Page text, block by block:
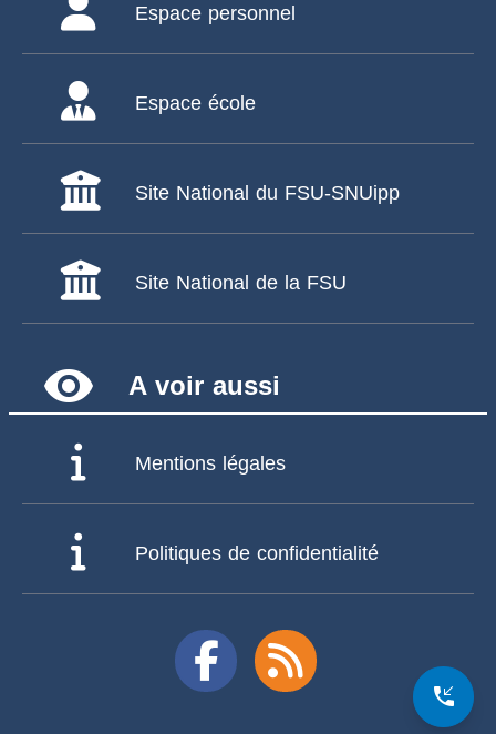
phone_callback
Espace personnel
Espace école
Site National du FSU-SNUipp
Site National de la FSU
remove_red_eye A voir aussi
Mentions légales
Politiques de confidentialité